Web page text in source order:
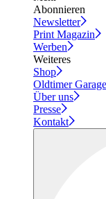
Abonnieren
Newsletter
Print Magazin
Werben
Weiteres
Shop
Oldtimer
Über uns
Presse
Kontakt